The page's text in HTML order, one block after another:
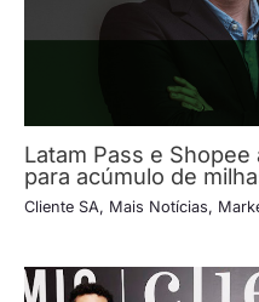
Latam Pass e
para acúmulo de
Cliente SA, Mais Notícias,